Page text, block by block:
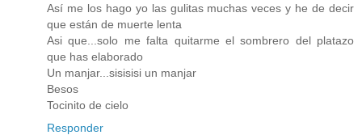
Así me los hago yo las gulitas muchas veces y he de decir
que están de muerte lenta
Asi que...solo me falta quitarme el sombrero del platazo
que has elaborado
Un manjar...sisisisi un manjar
Besos
Tocinito de cielo
Responder